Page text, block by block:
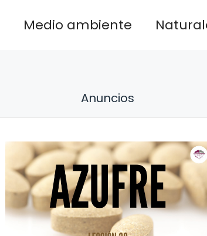
Medio ambiente
Anuncios